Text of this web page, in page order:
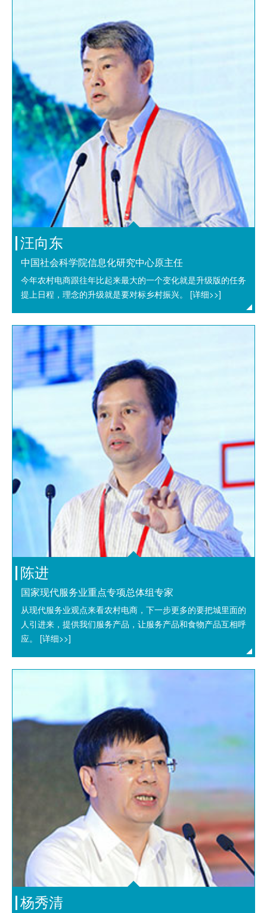
汪向东
中国社会科学院信息化研究中心原主任
今年农村电商跟往年比起来最大的一个变化就是升级版的任务
提上日程，理念的升级就是要对标乡村振兴。
[详细>>]
陈进
国家现代服务业重点专项总体组专家
从现代服务业观点来看农村电商，下一步更多的要把城里面的
人引进来，提供我们服务产品，让服务产品和食物产品互相呼
应。
[详细>>]
杨秀清